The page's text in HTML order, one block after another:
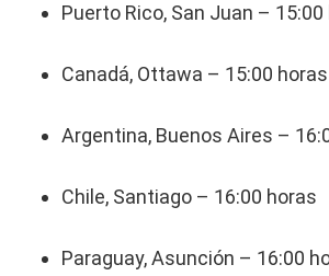
Puerto Rico, San Juan – 15:00
Canadá, Ottawa – 15:00 horas
Argentina, Buenos Aires –
Chile, Santiago – 16:00 horas
Paraguay, Asunción – 16:00